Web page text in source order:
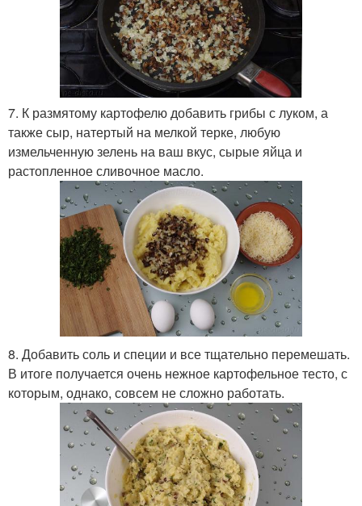
7. К размятому картофелю добавить грибы с луком, а
также сыр, натертый на мелкой терке, любую
измельченную зелень на ваш вкус, сырые яйца и
растопленное сливочное масло.
8. Добавить соль и специи и все тщательно перемешать.
В итоге получается очень нежное картофельное тесто, с
которым, однако, совсем не сложно работать.